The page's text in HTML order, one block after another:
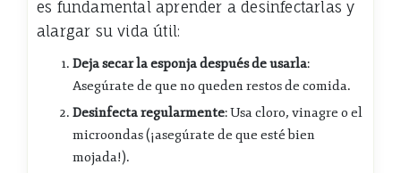
es fundamental aprender a desinfectarlas y
alargar su vida útil:
Deja secar la esponja después de usarla:
Asegúrate de que no queden restos de comida.
Desinfecta regularmente: Usa cloro, vinagre o el
microondas (¡asegúrate de que esté bien
mojada!).